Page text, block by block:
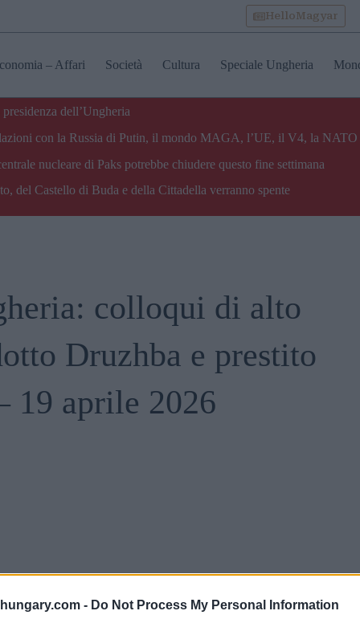
- Do Not Process My Personal Information
HelloMagyar
– Affari Società Cultura Speciale Ungheria
dell’Ungheria
con la Russia di Putin, il mondo MAGA, l’UE, il V4, la
nucleare di Paks potrebbe chiudere questo fine settimana
del Castello di Buda e della Cittadella verranno spente
colloqui di alto
Druzhba e prestito
19 aprile 2026
i colloqui di alto livello a Budapest mirano a
pressioni impongono una scelta tra il